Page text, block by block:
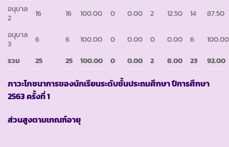
อนุบาล
2
16 16 100.00 0 0.00 2 12.50 14
87.50
อนุบาล
3
6 6 100.00 0 0.00 0 0.00 6
100.00
รวม
25 25 100.00 0 0.00 2 8.00 23 92.00
ภาวะโภชนาการของนักเรียนระดับชั้นประถมศึกษา ปีการศึกษา
2563 ครั้งที่ 1
ส่วนสูงตามเกณฑ์อายุ